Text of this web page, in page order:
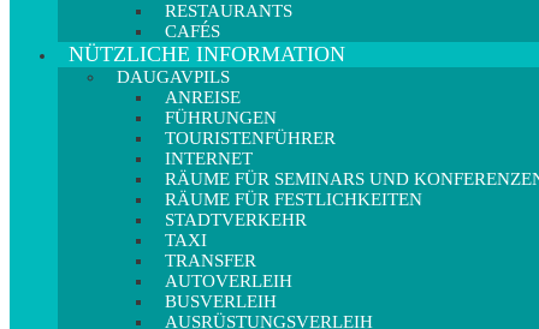
RESTAURANTS
CAFÉS
NÜTZLICHE INFORMATION
DAUGAVPILS
ANREISE
FÜHRUNGEN
TOURISTENFÜHRER
INTERNET
RÄUME FÜR SEMINARS UND
RÄUME FÜR FESTLICHKEITEN
STADTVERKEHR
TAXI
TRANSFER
AUTOVERLEIH
BUSVERLEIH
AUSRÜSTUNGSVERLEIH